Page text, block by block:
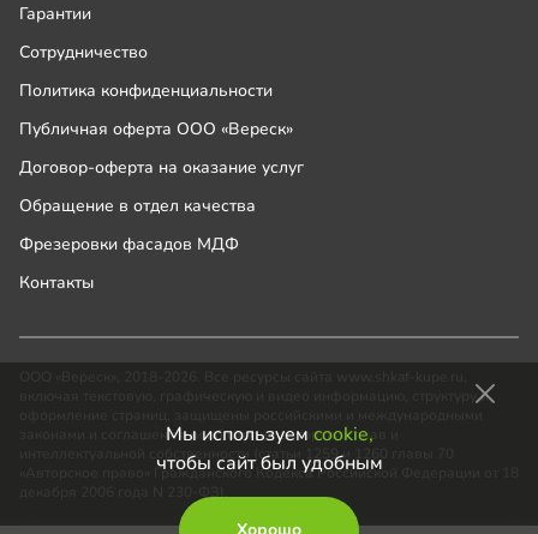
Мы используем cookie,
чтобы сайт был удобным
Гарантии
Сотрудничество
Политика конфиденциальности
Публичная оферта ООО «Вереск»
Договор-оферта на оказание услуг
Обращение в отдел качества
Фрезеровки фасадов МДФ
Контакты
включая текстовую, графическую и видео информацию, структуру и
законами и соглашениями об охране авторских прав и
интеллектуальной собственности (статьи 1259 и 1260 главы 70
«Авторское право» Гражданского Кодекса Российской Федерации от 18